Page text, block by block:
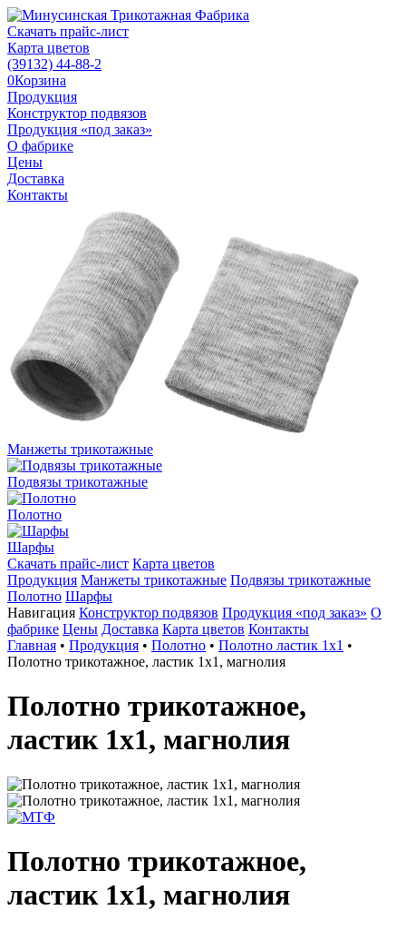
Скачать прайс-лист
Карта цветов
(39132) 44-88-2
0Корзина
Продукция
Конструктор подвязов
Продукция «под заказ»
О фабрике
Цены
Доставка
Контакты
Манжеты трикотажные
Подвязы трикотажные
Полотно
Шарфы
Скачать прайс-лист Карта цветов
Продукция Манжеты трикотажные Подвязы трикотажные
Полотно Шарфы
Навигация Конструктор подвязов Продукция «под заказ» О
фабрике Цены Доставка Карта цветов Контакты
Главная • Продукция • Полотно • Полотно ластик 1х1 •
Полотно трикотажное, ластик 1х1, магнолия
Полотно трикотажное,
ластик 1х1, магнолия
Полотно трикотажное,
ластик 1х1, магнолия